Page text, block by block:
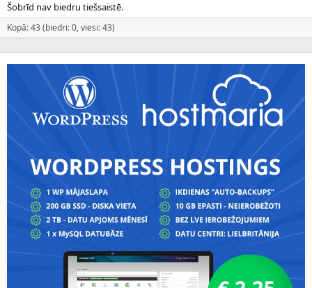
Šobrīd nav biedru tiešsaistē.
Kopā: 43 (biedri: 0, viesi: 43)